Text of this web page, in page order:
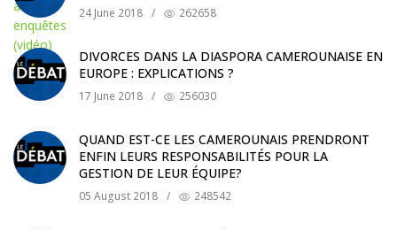
24 June 2018 / 262658
DIVORCES DANS LA DIASPORA CAMEROUNAISE EN
EUROPE : EXPLICATIONS ?
17 June 2018 / 256030
QUAND EST-CE LES CAMEROUNAIS PRENDRONT
ENFIN LEURS RESPONSABILITÉS POUR LA
GESTION DE LEUR ÉQUIPE?
05 August 2018 / 248542